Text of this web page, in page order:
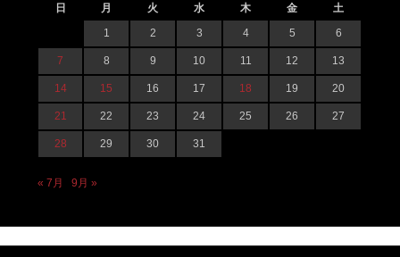
日
月 火 水 木 金
土
1
2 3 4 5 6
7 8 9 10 11 12 13
14 15 16 17 18 19 20
21 22 23 24 25 26 27
28 29 30 31
« 7月 9月 »